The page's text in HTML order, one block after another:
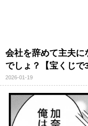
会社を辞めて主夫
でしょ？【宝くじで
2026-01-19